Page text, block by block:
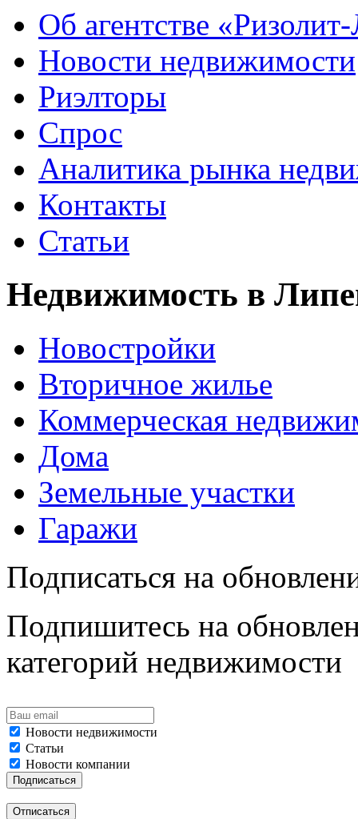
Об агентстве
Новости недвижимости
Риэлторы
Спрос
Аналитика рынка
Контакты
Статьи
Недвижимость в
Новостройки
Вторичное жилье
Коммерческая
Дома
Земельные участки
Гаражи
Подписаться на
Подпишитесь на
категорий недвижимости
Новости недвижимости
Статьи
Новости компании